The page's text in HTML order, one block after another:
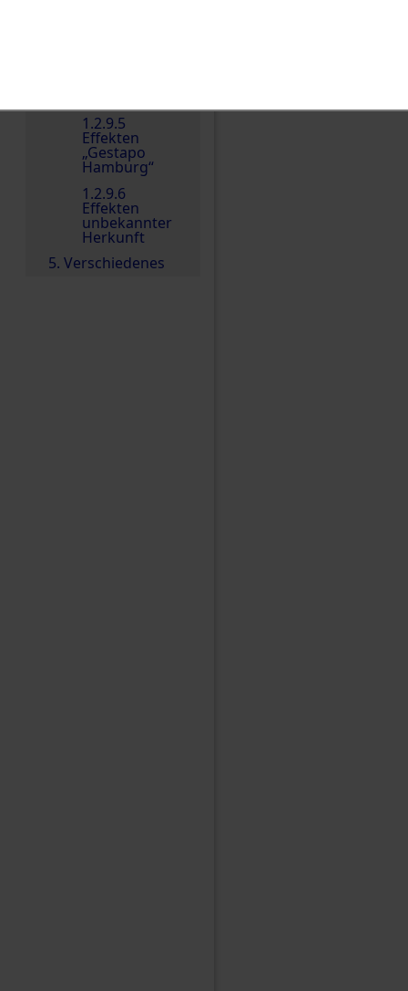
1.2.9.5
Effekten
„Gestapo
Hamburg“
1.2.9.6
Effekten
unbekannter
Herkunft
5. Verschiedenes